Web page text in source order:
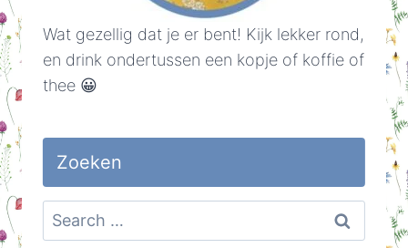
Wat gezellig dat je er bent! Kijk lekker rond,
en drink ondertussen een kopje of koffie of
thee 😀
Zoeken
Search
for: